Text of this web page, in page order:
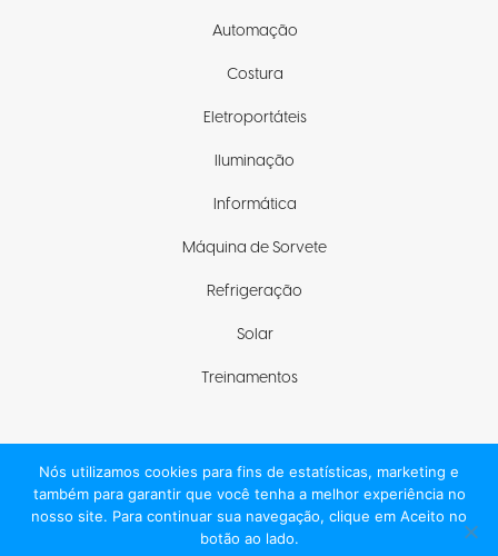
Automação
Costura
Eletroportáteis
Iluminação
Informática
Máquina de Sorvete
Refrigeração
Solar
Treinamentos
Fique com a gente
Nós utilizamos cookies para fins de estatísticas, marketing e
também para garantir que você tenha a melhor experiência no
nosso site. Para continuar sua navegação, clique em Aceito no
botão ao lado.